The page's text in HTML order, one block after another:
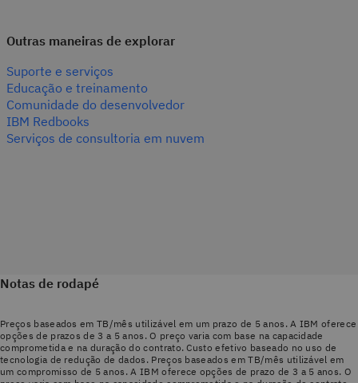
Outras maneiras de explorar
Suporte e serviços
Educação e treinamento
Comunidade do desenvolvedor
IBM Redbooks
Serviços de consultoria em nuvem
Notas de rodapé
Preços baseados em TB/mês utilizável em um prazo de 5 anos. A IBM oferece
opções de prazos de 3 a 5 anos. O preço varia com base na capacidade
comprometida e na duração do contrato. Custo efetivo baseado no uso de
tecnologia de redução de dados. Preços baseados em TB/mês utilizável em
um compromisso de 5 anos. A IBM oferece opções de prazo de 3 a 5 anos. O